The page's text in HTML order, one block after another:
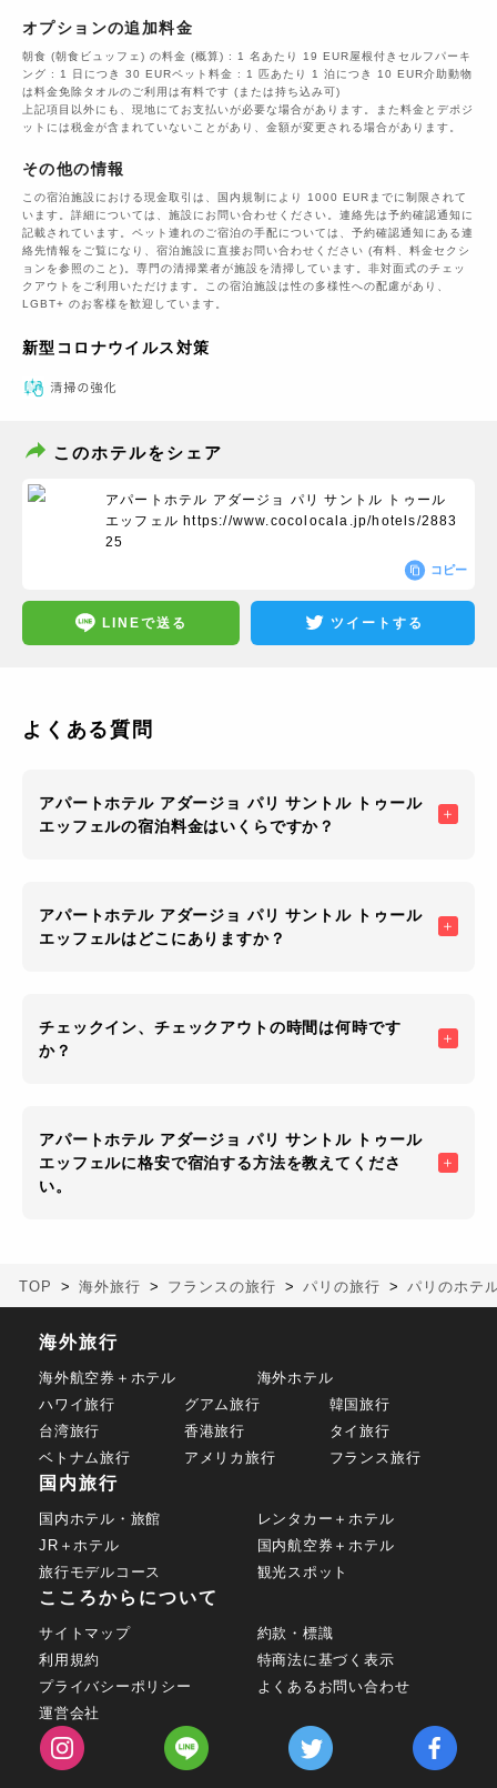
オプションの追加料金
朝食 (朝食ビュッフェ) の料金 (概算) : 1 名あたり 19 EUR屋根付きセルフパーキ
ング : 1 日につき 30 EURペット料金 : 1 匹あたり 1 泊につき 10 EUR介助動物
は料金免除タオルのご利用は有料です (または持ち込み可)
上記項目以外にも、現地にてお支払いが必要な場合があります。また料金とデポジ
ットには税金が含まれていないことがあり、金額が変更される場合があります。
その他の情報
この宿泊施設における現金取引は、国内規制により 1000 EURまでに制限されて
います。詳細については、施設にお問い合わせください。連絡先は予約確認通知に
記載されています。ペット連れのご宿泊の手配については、予約確認通知にある連
絡先情報をご覧になり、宿泊施設に直接お問い合わせください (有料、料金セクシ
ョンを参照のこと)。専門の清掃業者が施設を清掃しています。非対面式のチェッ
クアウトをご利用いただけます。この宿泊施設は性の多様性への配慮があり、
LGBT+ のお客様を歓迎しています。
新型コロナウイルス対策
このホテルをシェア
アパートホテル アダージョ パリ サントル トゥール
エッフェル https://www.cocolocala.jp/hotels/2883
25
コピー
LINEで送る ツイートする
よくある質問
アパートホテル アダージョ パリ サントル トゥール
エッフェルの宿泊料金はいくらですか？
アパートホテル アダージョ パリ サントル トゥール
エッフェルはどこにありますか？
チェックイン、チェックアウトの時間は何時です
か？
アパートホテル アダージョ パリ サントル トゥール
エッフェルに格安で宿泊する方法を教えてくださ
い。
TOP 海外旅行 フランスの旅行 パリの旅行 パリのホテ
海外旅行
海外航空券＋ホテル
海外ホテル
ハワイ旅行
グアム旅行
韓国旅行
台湾旅行
香港旅行
タイ旅行
ベトナム旅行
アメリカ旅行 フランス旅行
国内旅行
国内ホテル・旅館
レンタカー＋ホテル
JR＋ホテル
国内航空券＋ホテル
旅行モデルコース
観光スポット
こころからについて
サイトマップ
約款・標識
利用規約
特商法に基づく表示
プライバシーポリシー
よくあるお問い合わせ
運営会社